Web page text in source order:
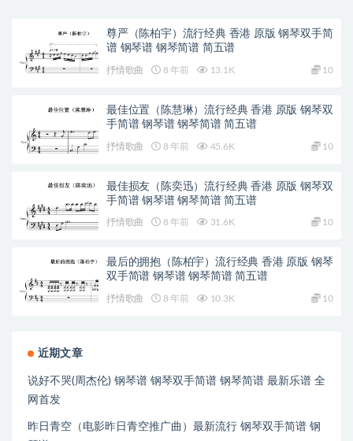
尊严（陈柏宇）流行经典 香港 原版 钢琴双手简
谱 钢琴谱 钢琴简谱 简五谱
抒情歌曲 8 年前 13.1K 10
最佳位置（陈慧琳）流行经典 香港 原版 钢琴双
手简谱 钢琴谱 钢琴简谱 简五谱
抒情歌曲 8 年前 45.6K 10
最佳损友（陈奕迅）流行经典 香港 原版 钢琴双
手简谱 钢琴谱 钢琴简谱 简五谱
抒情歌曲 8 年前 31.6K 10
最后的拥抱（陈柏宇）流行经典 香港 原版 钢琴
双手简谱 钢琴谱 钢琴简谱 简五谱
抒情歌曲 8 年前 10.3K 10
近期文章
说好不哭(周杰伦) 钢琴谱 钢琴双手简谱 钢琴简谱 最新乐谱 全
网首发
昨日青空（电影昨日青空推广曲）最新流行 钢琴双手简谱 钢